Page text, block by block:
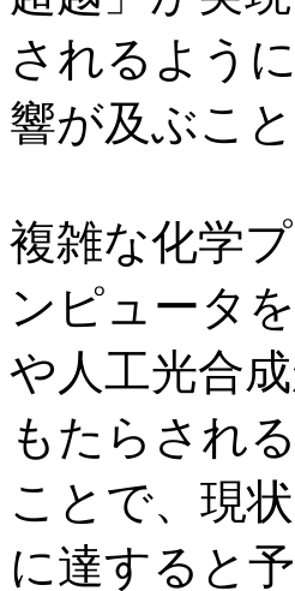
されるよう
響が及ぶこ
複雑な化学
ンピュータ
や人工光合
もたらされ
ことで、現
に達すると